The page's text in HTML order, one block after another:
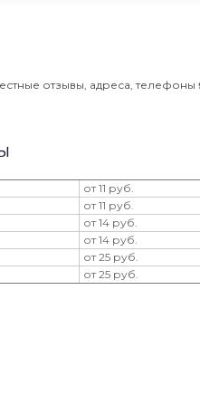
отзывы, адреса,
от 11 руб.
от 11 руб.
от 14 руб.
от 14 руб.
от 25 руб.
от 25 руб.